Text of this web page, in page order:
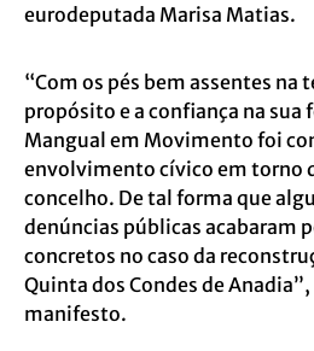
eurodeputada Marisa Matias.
“Com os pés bem assentes na
propósito e a confiança na sua
Mangual em Movimento foi
envolvimento cívico em torno
concelho. De tal forma que
denúncias públicas acabaram
concretos no caso da
Quinta dos Condes de
manifesto.